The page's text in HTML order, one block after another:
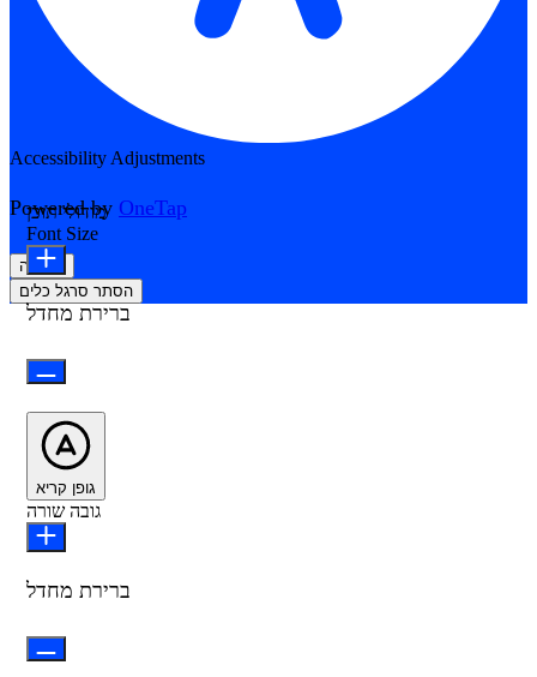
Accessibility Adjustments
Powered by OneTap
הצהרה
הסתר סרגל כלים
מודולי תוכן
Font Size
ברירת מחדל
גופן קריא
גובה שורה
ברירת מחדל